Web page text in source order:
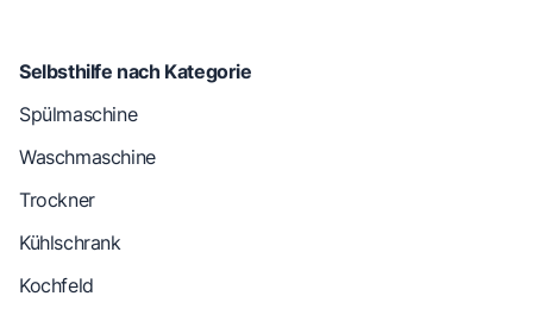
Selbsthilfe nach Kategorie
Spülmaschine
Waschmaschine
Trockner
Kühlschrank
Kochfeld